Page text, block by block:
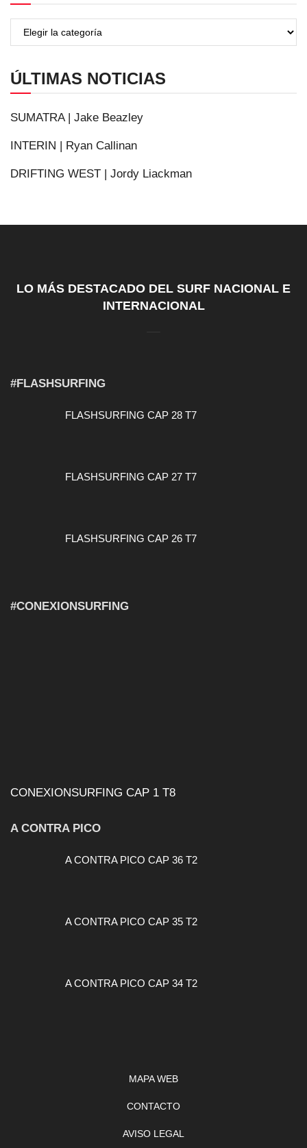
ÚLTIMAS NOTICIAS
SUMATRA | Jake Beazley
INTERIN | Ryan Callinan
DRIFTING WEST | Jordy Liackman
LO MÁS DESTACADO DEL SURF NACIONAL E
INTERNACIONAL
#FLASHSURFING
FLASHSURFING CAP 28 T7
FLASHSURFING CAP 27 T7
FLASHSURFING CAP 26 T7
#CONEXIONSURFING
CONEXIONSURFING CAP 1 T8
A CONTRA PICO
A CONTRA PICO CAP 36 T2
A CONTRA PICO CAP 35 T2
A CONTRA PICO CAP 34 T2
MAPA WEB
CONTACTO
AVISO LEGAL